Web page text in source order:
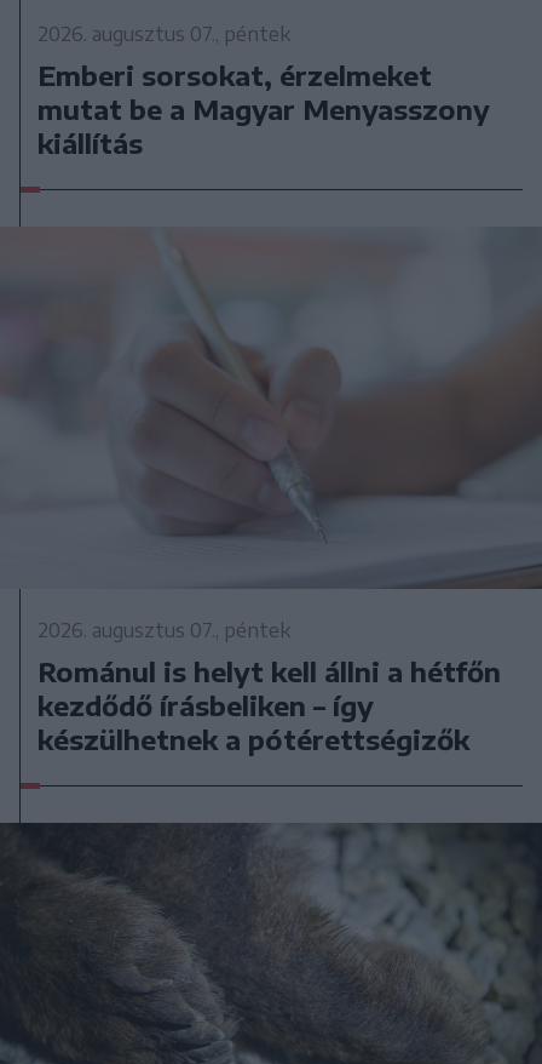
2026. augusztus 07., péntek
Emberi sorsokat, érzelmeket
mutat be a Magyar Menyasszony
kiállítás
2026. augusztus 07., péntek
Románul is helyt kell állni a hétfőn
kezdődő írásbeliken – így
készülhetnek a pótérettségizők